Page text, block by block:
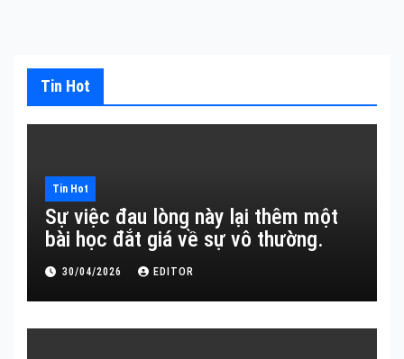
Tin Hot
Tin Hot
Sự việc đau lòng này lại thêm một
bài học đắt giá về sự vô thường.
30/04/2026 EDITOR